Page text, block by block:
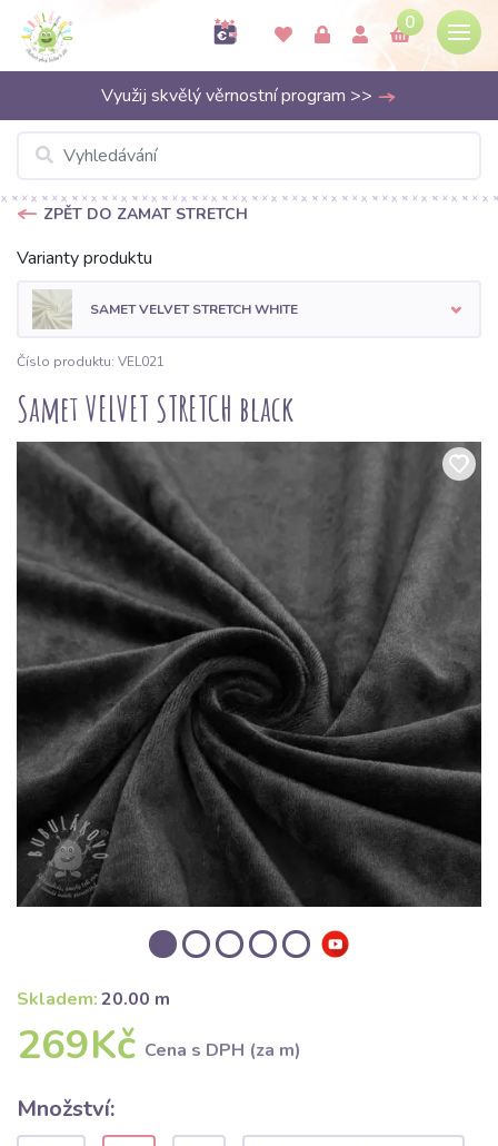
0
Využij skvělý věrnostní program >>
ZPĚT DO ZAMAT STRETCH
Varianty produktu
SAMET VELVET STRETCH WHITE
Číslo produktu: VEL021
Samet VELVET STRETCH black
Skladem:20.00 m
269Kč Cena s DPH (za m)
Množství: